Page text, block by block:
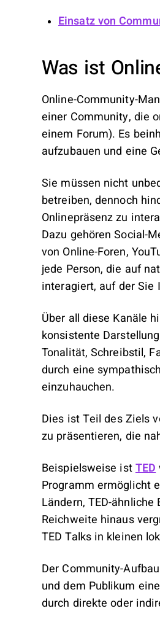
Einsatz von
Was ist
Online-Community-
einer Community, die
einem Forum). Es
aufzubauen und eine
Sie müssen nicht
betreiben, dennoch
Onlinepräsenz zu
Dazu gehören Social-
von Online-Foren,
jede Person, die auf
interagiert, auf der Sie
Über all diese Kanäle
konsistente
Tonalität, Schreibstil,
durch eine
einzuhauchen.
Dies ist Teil des Ziels
zu präsentieren, die
Beispielsweise ist TED
Programm ermöglicht
Ländern, TED-
Reichweite hinaus
TED Talks in kleinen
Der Community-
und dem Publikum
durch direkte oder